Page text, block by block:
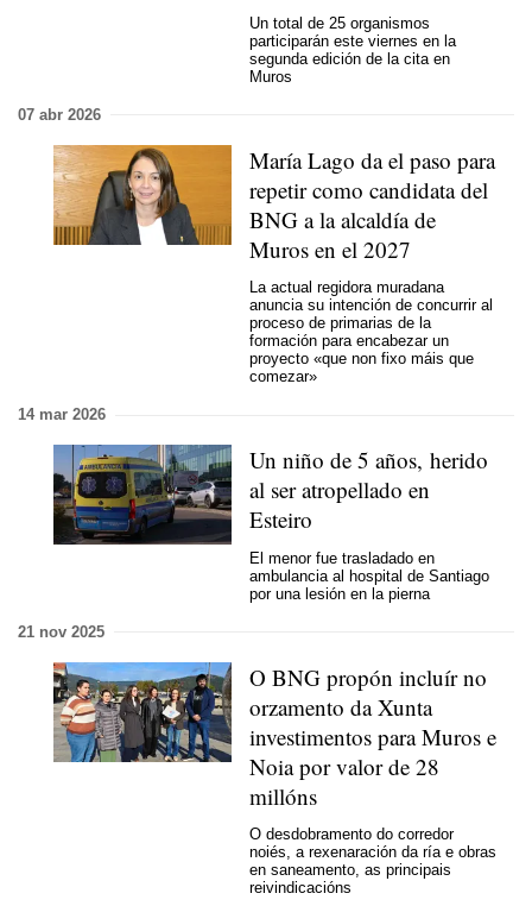
Un total de 25 organismos
participarán este viernes en la
segunda edición de la cita en
Muros
07 abr 2026
María Lago da el paso para
repetir como candidata del
BNG a la alcaldía de
Muros en el 2027
La actual regidora muradana
anuncia su intención de concurrir al
proceso de primarias de la
formación para encabezar un
proyecto «que non fixo máis que
comezar»
14 mar 2026
Un niño de 5 años, herido
al ser atropellado en
Esteiro
El menor fue trasladado en
ambulancia al hospital de Santiago
por una lesión en la pierna
21 nov 2025
O BNG propón incluír no
orzamento da Xunta
investimentos para Muros e
Noia por valor de 28
millóns
O desdobramento do corredor
noiés, a rexenaración da ría e obras
en saneamento, as principais
reivindicacións